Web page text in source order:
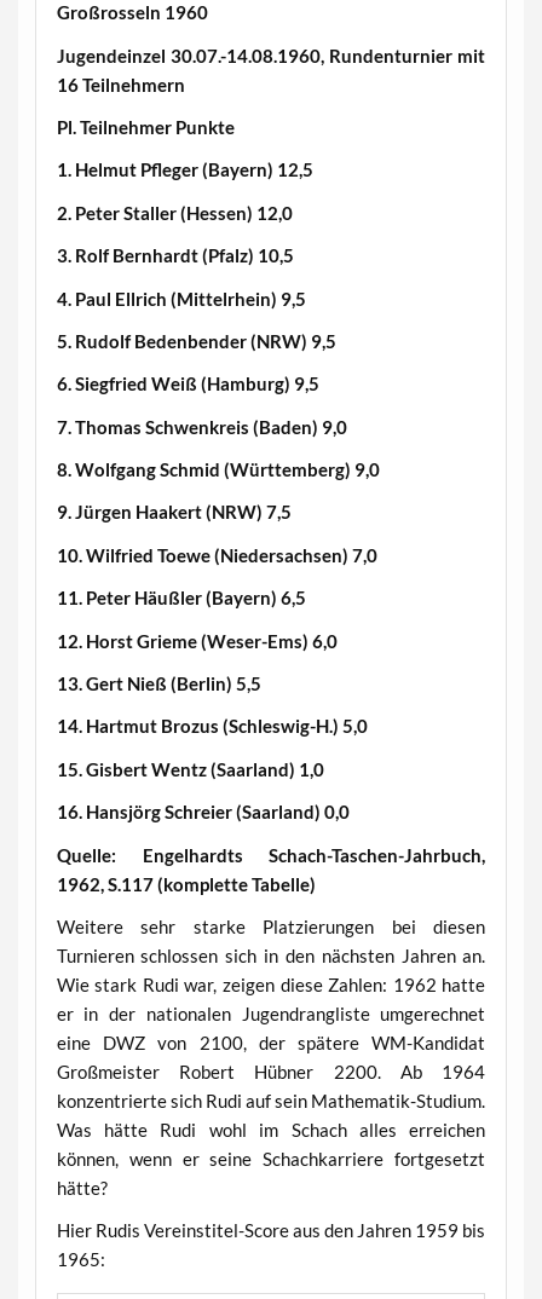
Großrosseln 1960
Jugendeinzel 30.07.-14.08.1960, Rundenturnier mit
16 Teilnehmern
Pl. Teilnehmer Punkte
1. Helmut Pfleger (Bayern) 12,5
2. Peter Staller (Hessen) 12,0
3. Rolf Bernhardt (Pfalz) 10,5
4. Paul Ellrich (Mittelrhein) 9,5
5. Rudolf Bedenbender (NRW) 9,5
6. Siegfried Weiß (Hamburg) 9,5
7. Thomas Schwenkreis (Baden) 9,0
8. Wolfgang Schmid (Württemberg) 9,0
9. Jürgen Haakert (NRW) 7,5
10. Wilfried Toewe (Niedersachsen) 7,0
11. Peter Häußler (Bayern) 6,5
12. Horst Grieme (Weser-Ems) 6,0
13. Gert Nieß (Berlin) 5,5
14. Hartmut Brozus (Schleswig-H.) 5,0
15. Gisbert Wentz (Saarland) 1,0
16. Hansjörg Schreier (Saarland) 0,0
Quelle: Engelhardts Schach-Taschen-Jahrbuch,
1962, S.117 (komplette Tabelle)
Weitere sehr starke Platzierungen bei diesen
Turnieren schlossen sich in den nächsten Jahren an.
Wie stark Rudi war, zeigen diese Zahlen: 1962 hatte
er in der nationalen Jugendrangliste umgerechnet
eine DWZ von 2100, der spätere WM-Kandidat
Großmeister Robert Hübner 2200. Ab 1964
konzentrierte sich Rudi auf sein Mathematik-Studium.
Was hätte Rudi wohl im Schach alles erreichen
können, wenn er seine Schachkarriere fortgesetzt
hätte?
Hier Rudis Vereinstitel-Score aus den Jahren 1959 bis
1965: